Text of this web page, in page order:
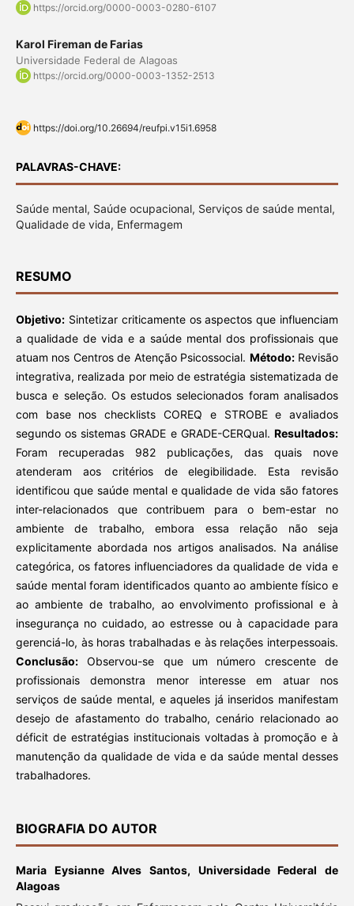
https://orcid.org/0000-0003-0280-6107
Karol Fireman de Farias
Universidade Federal de Alagoas
https://orcid.org/0000-0003-1352-2513
https://doi.org/10.26694/reufpi.v15i1.6958
PALAVRAS-CHAVE:
Saúde mental, Saúde ocupacional, Serviços de saúde mental,
Qualidade de vida, Enfermagem
RESUMO
Objetivo:Sintetizar criticamente os aspectos que influenciam
a qualidade de vida e a saúde mental dos profissionais que
atuam nos Centros de Atenção Psicossocial. Método:Revisão
integrativa, realizada por meio de estratégia sistematizada de
busca e seleção. Os estudos selecionados foram analisados
com base nos checklists COREQ e STROBE e avaliados
segundo os sistemas GRADE e GRADE-CERQual.Resultados:
Foram recuperadas 982 publicações, das quais nove
atenderam aos critérios de elegibilidade. Esta revisão
identificou que saúde mental e qualidade de vida são fatores
inter-relacionados que contribuem para o bem-estar no
ambiente de trabalho, embora essa relação não seja
explicitamente abordada nos artigos analisados. Na análise
categórica, os fatores influenciadores da qualidade de vida e
saúde mental foram identificados quanto ao ambiente físico e
ao ambiente de trabalho, ao envolvimento profissional e à
insegurança no cuidado, ao estresse ou à capacidade para
gerenciá-lo, às horas trabalhadas e às relações interpessoais.
Conclusão:Observou-se que um número crescente de
profissionais demonstra menor interesse em atuar nos
serviços de saúde mental, e aqueles já inseridos manifestam
desejo de afastamento do trabalho, cenário relacionado ao
déficit de estratégias institucionais voltadas à promoção e à
manutenção da qualidade de vida e da saúde mental desses
trabalhadores.
BIOGRAFIA DO AUTOR
Maria Eysianne Alves Santos, Universidade Federal de
Alagoas